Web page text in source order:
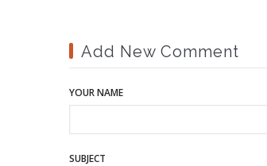
Add New Comment
YOUR NAME
SUBJECT